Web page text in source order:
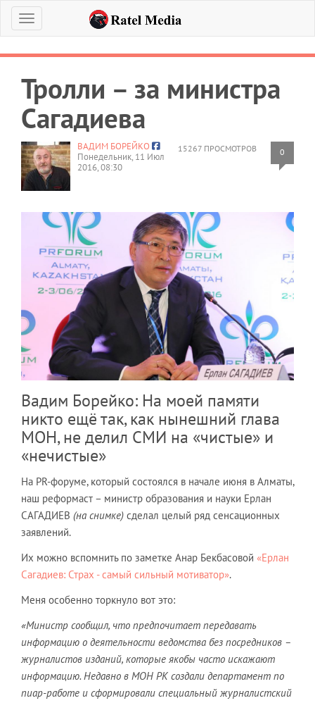
Меню
Тролли – за министра
Сагадиева
15267 ПРОСМОТРОВ 0
ВАДИМ БОРЕЙКО
Понедельник, 11 Июл
2016, 08:30
Вадим Борейко: На моей памяти
никто ещё так, как нынешний глава
МОН, не делил СМИ на «чистые» и
«нечистые»
На PR-форуме, который состоялся в начале июня в Алматы,
наш реформаст – министр образования и науки Ерлан
САГАДИЕВ (на снимке) сделал целый ряд сенсационных
заявлений.
Их можно вспомнить по заметке Анар Бекбасовой «Ерлан
Сагадиев: Страх - самый сильный мотиватор».
Меня особенно торкнуло вот это:
«Министр сообщил, что предпочитает передавать
информацию о деятельности ведомства без посредников –
журналистов изданий, которые якобы часто искажают
информацию. Недавно в МОН РК создали департамент по
пиар-работе и сформировали специальный журналистский